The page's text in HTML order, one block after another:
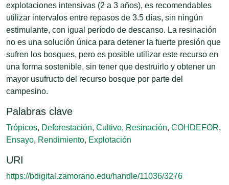
explotaciones intensivas (2 a 3 años), es recomendables
utilizar intervalos entre repasos de 3.5 días, sin ningún
estimulante, con igual período de descanso. La resinación
no es una solución única para detener la fuerte presión que
sufren los bosques, pero es posible utilizar este recurso en
una forma sostenible, sin tener que destruirlo y obtener un
mayor usufructo del recurso bosque por parte del
campesino.
Palabras clave
Trópicos, Deforestación, Cultivo, Resinación, COHDEFOR,
Ensayo, Rendimiento, Explotación
URI
https://bdigital.zamorano.edu/handle/11036/3276